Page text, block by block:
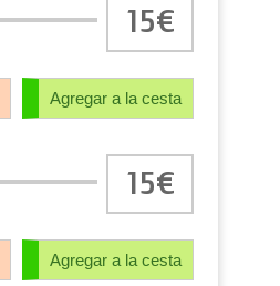
15€
Agregar a la cesta
15€
Agregar a la cesta